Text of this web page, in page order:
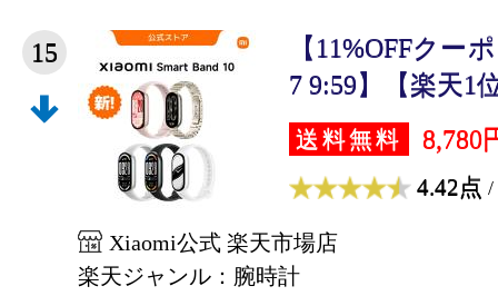
15
【11%OFFクー
7 9:59】【楽天1
送料無料 8,780
4.42点 /
Xiaomi公式 楽天市場店
楽天ジャンル：腕時計